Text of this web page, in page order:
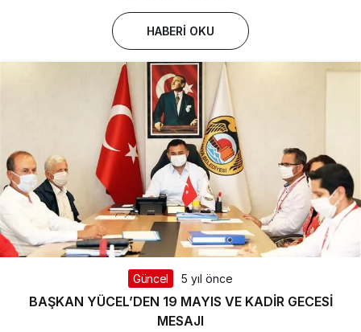
HABERI OKU
Güncel 5 yıl önce
BAŞKAN YÜCEL’DEN 19 MAYIS VE KADİR GECESİ
MESAJI